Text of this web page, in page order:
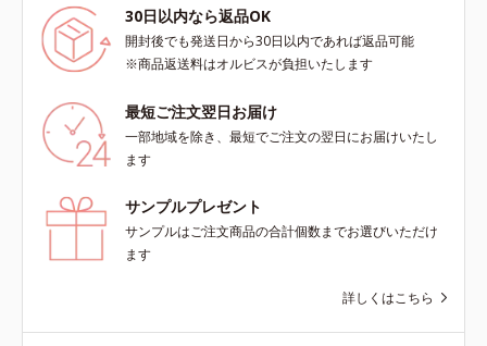
30日以内なら返品OK
開封後でも発送日から30日以内であれば返品可能
※商品返送料はオルビスが負担いたします
最短ご注文翌日お届け
一部地域を除き、最短でご注文の翌日にお届けいたし
ます
サンプルプレゼント
サンプルはご注文商品の合計個数までお選びいただけ
ます
詳しくはこちら